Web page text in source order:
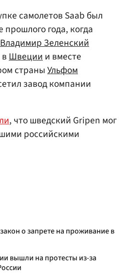
самолетов Saab был
прошлого года, когда
Владимир Зеленский
Швециии вместе
страныУльфом
завод компании
, что шведский Gripen мог
российскими
о запрете на проживание в
вышли на протесты из-за